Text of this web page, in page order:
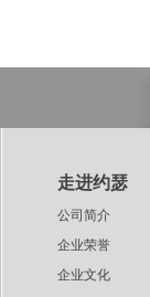
走进约瑟
公司简介
企业荣誉
企业文化